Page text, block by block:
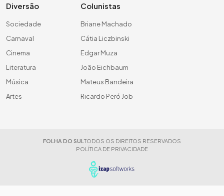
Diversão
Sociedade
Carnaval
Cinema
Literatura
Música
Artes
Colunistas
Briane Machado
Cátia Liczbinski
Edgar Muza
João Eichbaum
Mateus Bandeira
Ricardo Peró Job
FOLHA DO SUL TODOS OS DIREITOS RESERVADOS
POLÍTICA DE PRIVACIDADE